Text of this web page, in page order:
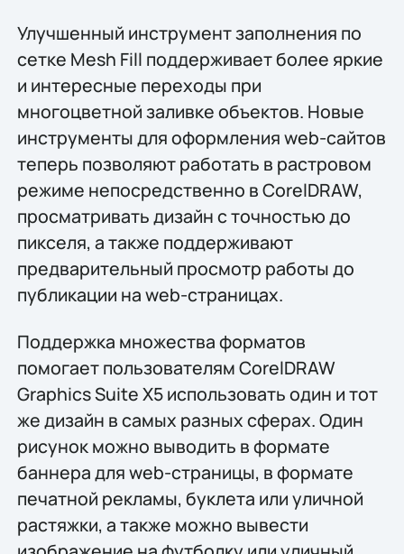
Улучшенный инструмент заполнения по
сетке Mesh Fill поддерживает более яркие
и интересные переходы при
многоцветной заливке объектов. Новые
инструменты для оформления web-сайтов
теперь позволяют работать в растровом
режиме непосредственно в CorelDRAW,
просматривать дизайн с точностью до
пикселя, а также поддерживают
предварительный просмотр работы до
публикации на web-страницах.
Поддержка множества форматов
помогает пользователям CorelDRAW
Graphics Suite X5 использовать один и тот
же дизайн в самых разных сферах. Один
рисунок можно выводить в формате
баннера для web-страницы, в формате
печатной рекламы, буклета или уличной
растяжки, а также можно вывести